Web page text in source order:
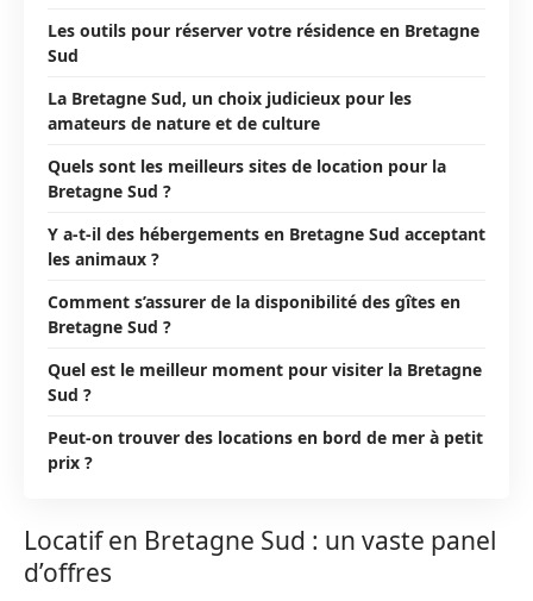
Les outils pour réserver votre résidence en Bretagne
Sud
La Bretagne Sud, un choix judicieux pour les
amateurs de nature et de culture
Quels sont les meilleurs sites de location pour la
Bretagne Sud ?
Y a-t-il des hébergements en Bretagne Sud acceptant
les animaux ?
Comment s’assurer de la disponibilité des gîtes en
Bretagne Sud ?
Quel est le meilleur moment pour visiter la Bretagne
Sud ?
Peut-on trouver des locations en bord de mer à petit
prix ?
Locatif en Bretagne Sud : un vaste panel
d’offres